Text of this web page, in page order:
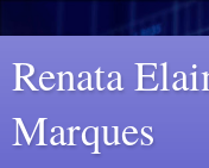
Renata
Marques